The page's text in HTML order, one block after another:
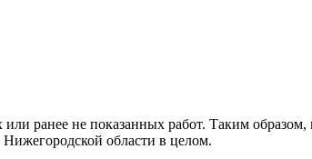
ранее не показанных работ. Таким
области в целом.